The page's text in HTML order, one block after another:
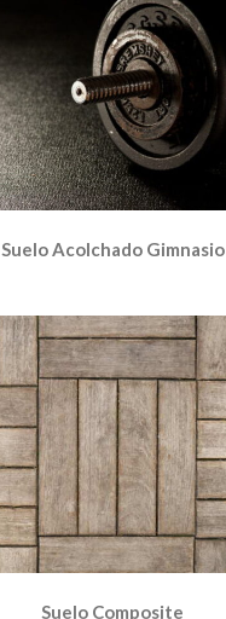
Suelo Acolchado Gimnasio
Suelo Composite